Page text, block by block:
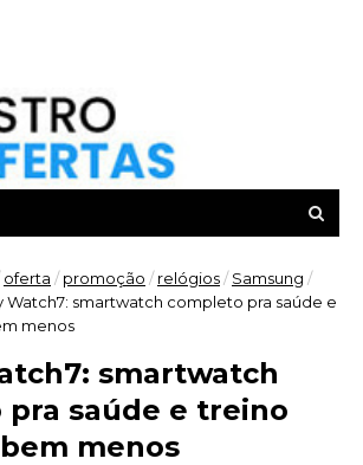
oferta / promoção / relógios/ Samsung /
Watch7: smartwatch completo pra saúde e
menos
smartwatch
saúde e treino
menos